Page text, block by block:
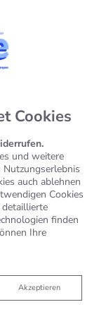
Cookies
und weitere
auch ablehnen
Cookies
finden
Ihre
Akzeptieren